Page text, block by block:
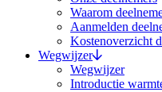
Waarom
Aanmelden
Kostenoverzicht
Wegwijzer
Wegwijzer
Introductie